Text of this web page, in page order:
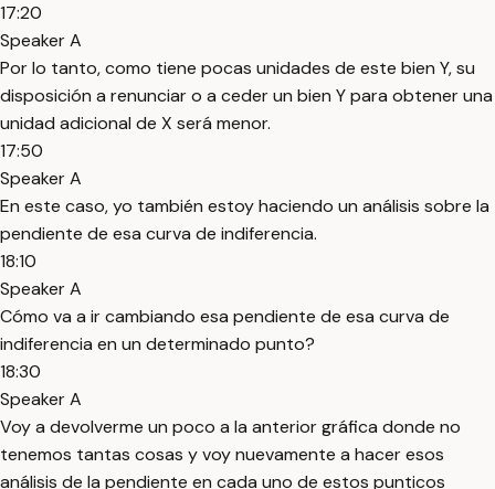
17:20
Speaker A
Por lo tanto, como tiene pocas unidades de este bien Y, su
disposición a renunciar o a ceder un bien Y para obtener una
unidad adicional de X será menor.
17:50
Speaker A
En este caso, yo también estoy haciendo un análisis sobre la
pendiente de esa curva de indiferencia.
18:10
Speaker A
Cómo va a ir cambiando esa pendiente de esa curva de
indiferencia en un determinado punto?
18:30
Speaker A
Voy a devolverme un poco a la anterior gráfica donde no
tenemos tantas cosas y voy nuevamente a hacer esos
análisis de la pendiente en cada uno de estos punticos